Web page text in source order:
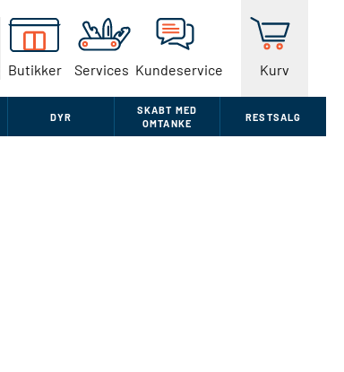
Butikker Services Kundeservice Kurv
DYR
SKABT MED
OMTANKE
RESTSALG